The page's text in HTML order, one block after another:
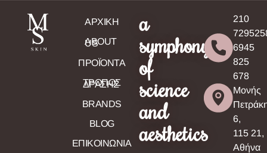
ΑΡΧΙΚΗ
ABOUT
US
ΠΡΟΪΟΝΤΑ
ΤΡΟΠΟΣ
ΔΡΑΣΗΣ
BRANDS
BLOG
ΕΠΙΚΟΙΝΩΝΙΑ
a
symphony
of
science
and
aesthetics
210
6945
825
678
Μονής
6,
115 21,
Αθήνα